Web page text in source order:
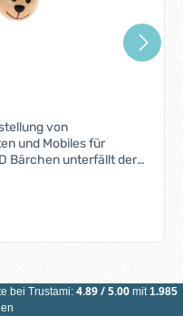
von
und Mobiles für
Bärchen unterfällt der
3D Bärchen:
FÜR KINDER UNTER
bei Trustami: 4.89/5.00 mit1.985